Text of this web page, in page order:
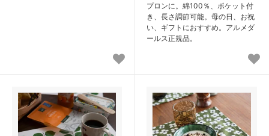
プロンに。綿100％、ポケット付
き、長さ調節可能。母の日、お祝
い、ギフトにおすすめ。アルメダ
ールス正規品。